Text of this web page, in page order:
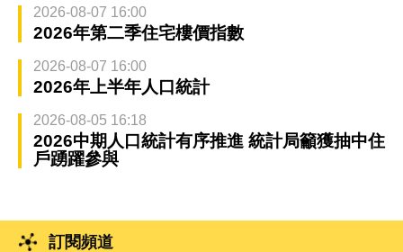
2026-08-07 16:00
2026年第二季住宅樓價指數
2026-08-07 16:00
2026年上半年人口統計
2026-08-05 16:18
2026中期人口統計有序推進 統計局籲獲抽中住
戶踴躍參與
訂閱頻道